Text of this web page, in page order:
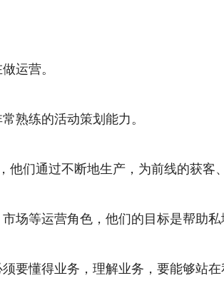
运营。
熟练的活动策划能力。
们通过不断地生产，为前线的获客
场等运营角色，他们的目标是帮助私
要懂得业务，理解业务，要能够站在